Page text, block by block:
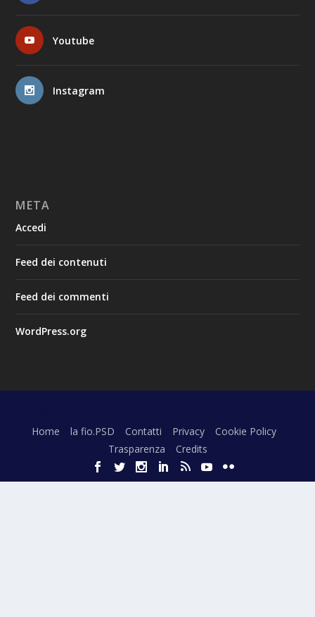
Youtube
Instagram
META
Accedi
Feed dei contenuti
Feed dei commenti
WordPress.org
Home la fio.PSD Contatti Privacy
Cookie Policy
Trasparenza
Credits